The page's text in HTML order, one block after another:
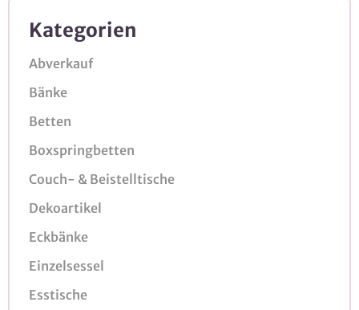
Kategorien
Abverkauf
Bänke
Betten
Boxspringbetten
Couch- & Beistelltische
Dekoartikel
Eckbänke
Einzelsessel
Esstische